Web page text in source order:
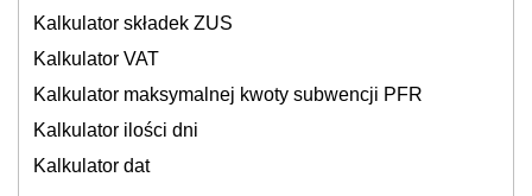
Kalkulator składek ZUS
Kalkulator VAT
Kalkulator maksymalnej kwoty subwencji PFR
Kalkulator ilości dni
Kalkulator dat